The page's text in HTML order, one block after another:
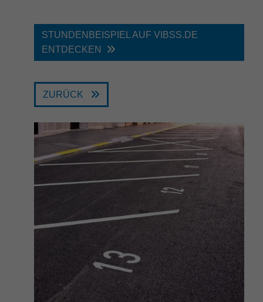
STUNDENBEISPIEL AUF VIBSS.DE
ENTDECKEN
ZURÜCK
Zweck
darüber, wie es der Website geht. Die
erhobenen Daten umfassen die Anzahl
der Besucher, die Quelle, aus der sie
anonymisierter Form.
Name _dc_gtm_UA-32970526-1
Google LLC
Zweck
Dieser Cookie identifiziert die Besucher
nach Alter, Geschlecht oder Interessen
und nutzt dazu den DoubleClick des
Google Tag Manager, um die gezielte
Anzeigenplatzierung zu vereinfachen.